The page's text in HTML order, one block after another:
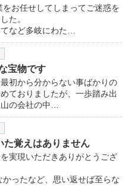
お任せしてしまってご迷惑を
た。
など多岐にわた…
宝物です
初から分からない事ばかりの
ておりましたが、一歩踏み出
の会社の中…
た覚えはありません
実現いただきありがとうござ
ったなど、思い返せば至らな